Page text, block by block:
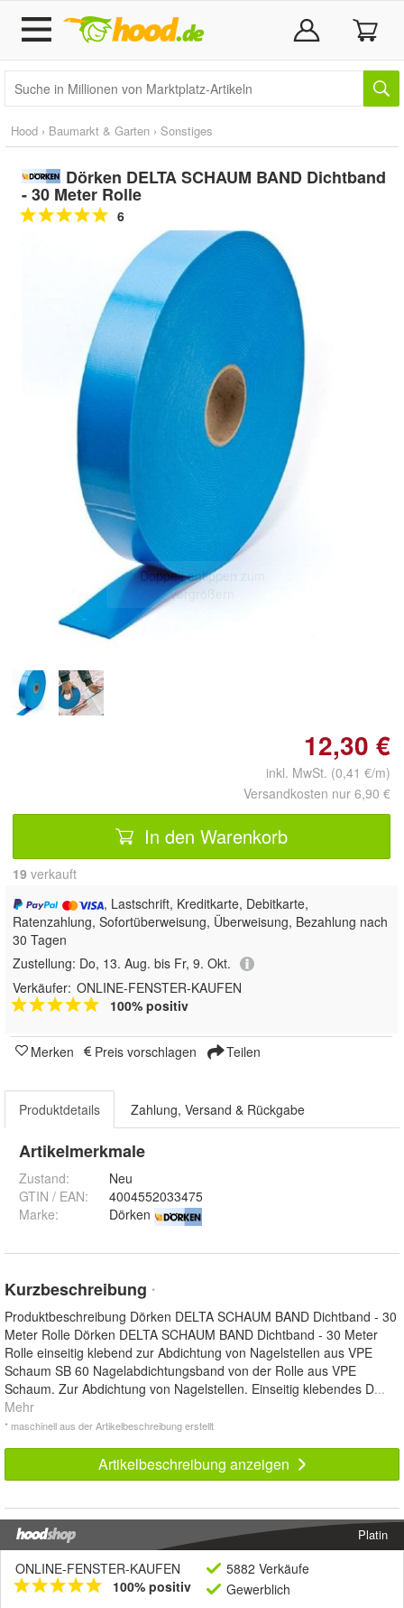
Hood › Baumarkt & Garten › Sonstiges
Dörken DELTA SCHAUM BAND Dichtband
- 30 Meter Rolle
6
Doppelt antippen zum
vergrößern
12,30 €
inkl. MwSt. (0,41 €/m)
Versandkosten nur 6,90 €
In den Warenkorb
19 verkauft
, Lastschrift, Kreditkarte, Debitkarte,
Ratenzahlung, Sofortüberweisung, Überweisung, Bezahlung nach
30 Tagen
Zustellung: Do, 13. Aug. bis Fr, 9. Okt.
Verkäufer: ONLINE-FENSTER-KAUFEN
100% positiv
Merken Preis vorschlagen Teilen
Produktdetails Zahlung, Versand & Rückgabe
Artikelmerkmale
Zustand:
Neu
GTIN / EAN:
4004552033475
Marke:
Dörken
Kurzbeschreibung *
Produktbeschreibung Dörken DELTA SCHAUM BAND Dichtband - 30
Meter Rolle Dörken DELTA SCHAUM BAND Dichtband - 30 Meter
Rolle einseitig klebend zur Abdichtung von Nagelstellen aus VPE
Schaum SB 60 Nagelabdichtungsband von der Rolle aus VPE
Schaum. Zur Abdichtung von Nagelstellen. Einseitig klebendes D...
Mehr
* maschinell aus der Artikelbeschreibung erstellt
Artikelbeschreibung anzeigen
Platin
ONLINE-FENSTER-KAUFEN
100% positiv
5882 Verkäufe
Gewerblich